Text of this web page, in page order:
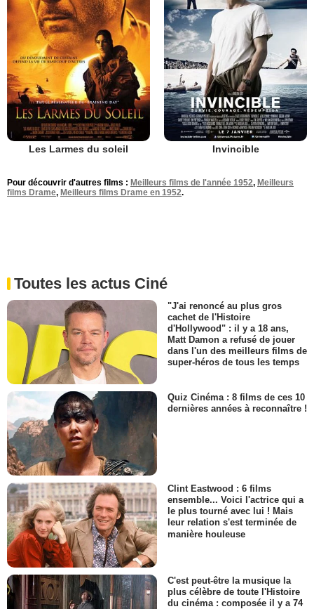
Les Larmes du soleil Invincible
Pour découvrir d'autres films : Meilleurs films de l'année 1952, Meilleurs
films Drame, Meilleurs films Drame en 1952.
Toutes les actus Ciné
"J'ai renoncé au plus gros
cachet de l'Histoire
d'Hollywood" : il y a 18 ans,
Matt Damon a refusé de jouer
dans l'un des meilleurs films de
super-héros de tous les temps
Quiz Cinéma : 8 films de ces 10
dernières années à reconnaître !
Clint Eastwood : 6 films
ensemble... Voici l'actrice qui a
le plus tourné avec lui ! Mais
leur relation s'est terminée de
manière houleuse
C'est peut-être la musique la
plus célèbre de toute l'Histoire
du cinéma : composée il y a 74